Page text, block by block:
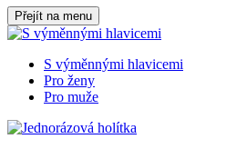
Přejít na menu
S výměnnými hlavicemi
Pro ženy
Pro muže